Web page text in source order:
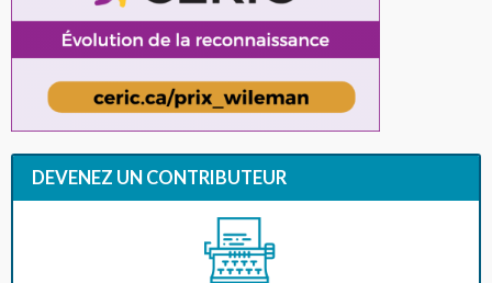
DEVENEZ UN CONTRIBUTEUR